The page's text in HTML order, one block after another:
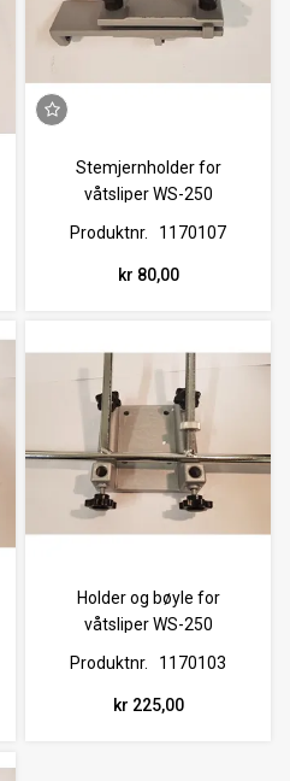
Stemjernholder for
våtsliper WS-250
Produktnr.
1170107
kr 80,00
Holder og bøyle for
våtsliper WS-250
Produktnr.
1170103
kr 225,00